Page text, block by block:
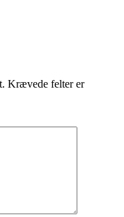
Krævede felter er